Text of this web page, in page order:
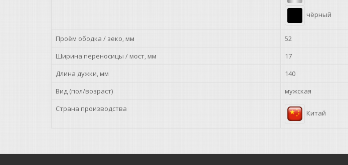
чёрный
Проём ободка / зеко, мм
52
Ширина переносицы / мост, мм
17
Длина дужки, мм
140
Вид (пол/возраст)
мужская
Страна производства
Китай